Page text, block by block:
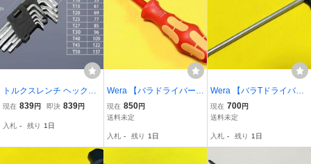
トルクスレンチ ヘックス
ローブレンチセット 9点
T27 T30 T40 T45 T50
現在 839円 即決 839円
入札 - 残り 1日
Wera 【バラドライバー】
絶縁:HEX（六角）ドライ
バー 164i / 8.0 × 100
現在 850円
送料未定
入札 - 残り 1日
Wera 【バラTドライバ
ー】 T-ハンドル ナットド
ライバー 495T / 9.0ｘ230
現在 700円
送料未定
入札 - 残り 1日